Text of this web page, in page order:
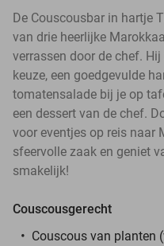
De Couscousbar in hartje
van drie heerlijke
verrassen door de chef.
keuze, een goedgevulde
tomatensalade bij je op
een dessert van de chef.
voor eventjes op reis naar
sfeervolle zaak en geniet
smakelijk!
Couscousgerecht
Couscous van planten